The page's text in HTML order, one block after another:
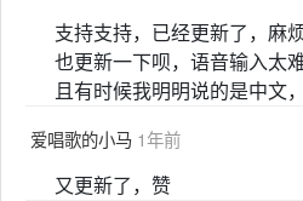
支持支持，已经更新了，麻
也更新一下呗，语音输入太
且有时候我明明说的是中文
爱唱歌的小马 1年前
又更新了，赞